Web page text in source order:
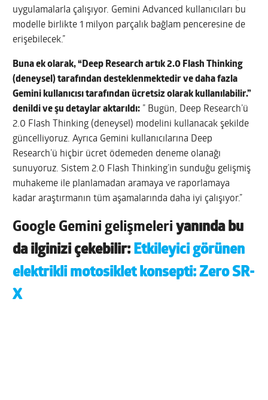
uygulamalarla çalışıyor. Gemini Advanced kullanıcıları bu
modelle birlikte 1 milyon parçalık bağlam penceresine de
erişebilecek.”
Buna ek olarak, “Deep Research artık 2.0 Flash Thinking
(deneysel) tarafından desteklenmektedir ve daha fazla
Gemini kullanıcısı tarafından ücretsiz olarak kullanılabilir.”
denildi ve şu detaylar aktarıldı: ” Bugün, Deep Research’ü
2.0 Flash Thinking (deneysel) modelini kullanacak şekilde
güncelliyoruz. Ayrıca Gemini kullanıcılarına Deep
Research’ü hiçbir ücret ödemeden deneme olanağı
sunuyoruz. Sistem 2.0 Flash Thinking’in sunduğu gelişmiş
muhakeme ile planlamadan aramaya ve raporlamaya
kadar araştırmanın tüm aşamalarında daha iyi çalışıyor.”
Google Gemini gelişmeleriyanında bu
da ilginizi çekebilir: Etkileyici görünen
elektrikli motosiklet konsepti: Zero SR-
X